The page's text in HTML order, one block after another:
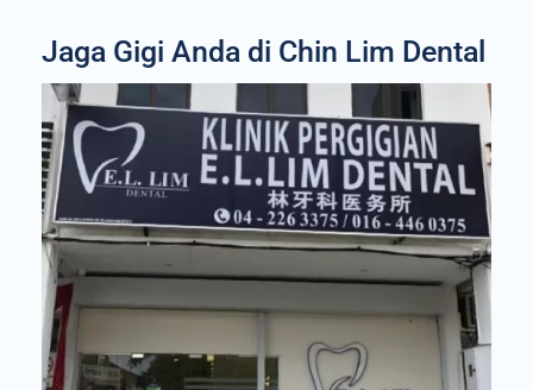
Jaga Gigi Anda di Chin Lim Dental